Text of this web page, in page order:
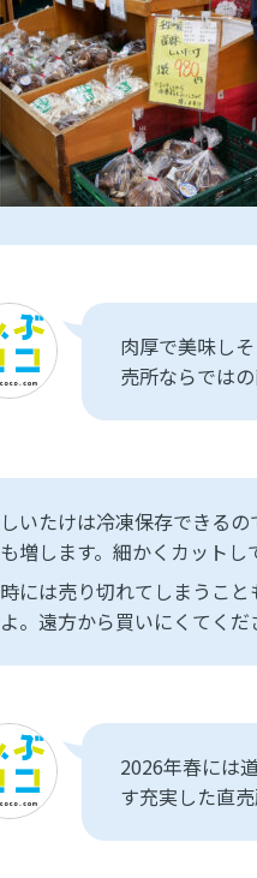
肉厚で美味し
売所ならでは
しいたけは冷凍保存できる
も増します。細かくカットし
時には売り切れてしまうこ
よ。遠方から買いにくてくだ
2026年春には
す充実した直